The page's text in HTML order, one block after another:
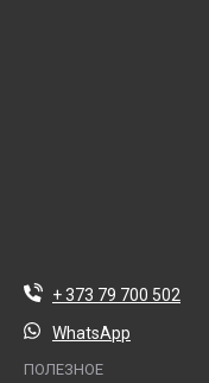
+ 373 79 700 502
WhatsApp
ПОЛЕЗНОЕ